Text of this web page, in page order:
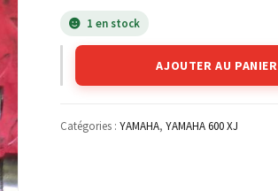
1 en stock
AJOUTER AU PANIER
Catégories : YAMAHA, YAMAHA 600 XJ